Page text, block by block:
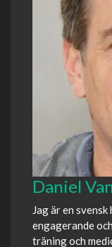
Daniel
Jag är en
engagerande
träning och